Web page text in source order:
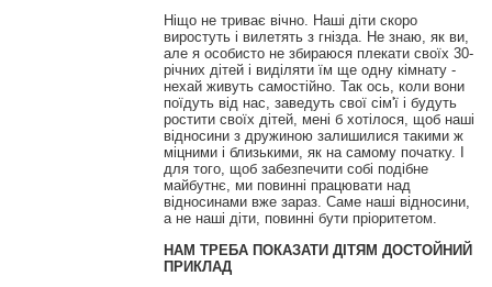
Ніщо не триває вічно. Наші діти скоро
виростуть і вилетять з гнізда. Не знаю, як ви,
але я особисто не збираюся плекати своїх 30-
річних дітей і виділяти їм ще одну кімнату -
нехай живуть самостійно. Так ось, коли вони
поїдуть від нас, заведуть свої сім'ї і будуть
ростити своїх дітей, мені б хотілося, щоб наші
відносини з дружиною залишилися такими ж
міцними і близькими, як на самому початку. І
для того, щоб забезпечити собі подібне
майбутнє, ми повинні працювати над
відносинами вже зараз. Саме наші відносини,
а не наші діти, повинні бути пріоритетом.
НАМ ТРЕБА ПОКАЗАТИ ДІТЯМ ДОСТОЙНИЙ
ПРИКЛАД